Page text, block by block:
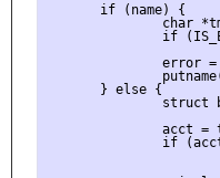
       if (name) {
char
if
error =
       } else {
struct
acct =
if